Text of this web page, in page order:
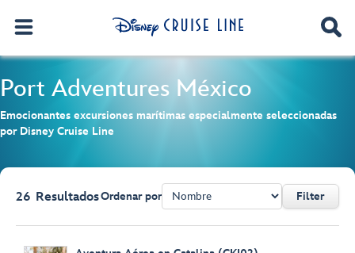
Port Adventures México
Emocionantes excursiones marítimas especialmente seleccionadas
por Disney Cruise Line
26 ResultadosOrdenar por Filter